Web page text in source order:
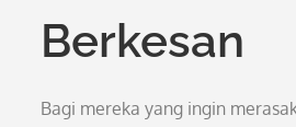
Berkesan
Bagi mereka yang ingin